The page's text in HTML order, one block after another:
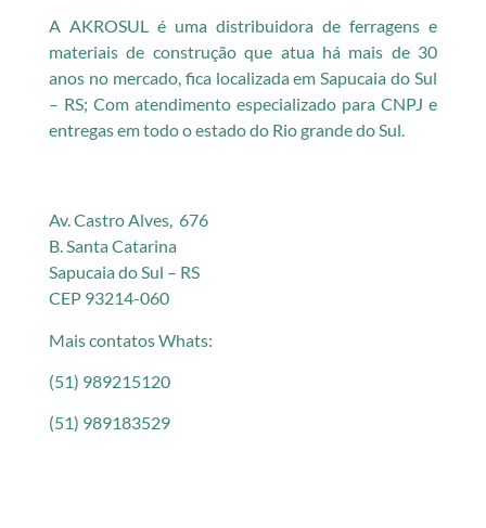
A AKROSUL é uma distribuidora de ferragens e
materiais de construção que atua há mais de 30
anos no mercado, fica localizada em Sapucaia do Sul
– RS; Com atendimento especializado para CNPJ e
entregas em todo o estado do Rio grande do Sul.
Av. Castro Alves, 676
B. Santa Catarina
Sapucaia do Sul – RS
CEP 93214-060
Mais contatos Whats:
(51) 989215120
(51) 989183529